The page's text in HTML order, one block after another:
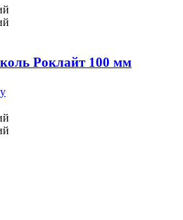
Роклайт 100 мм